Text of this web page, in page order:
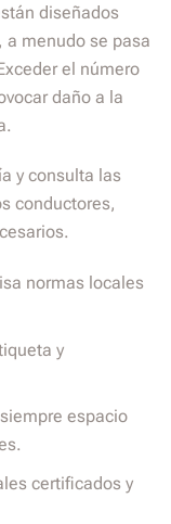
diseñados
a menudo se pasa
el número
daño a la
y consulta las
conductores,
normas locales
y
espacio
certificados y